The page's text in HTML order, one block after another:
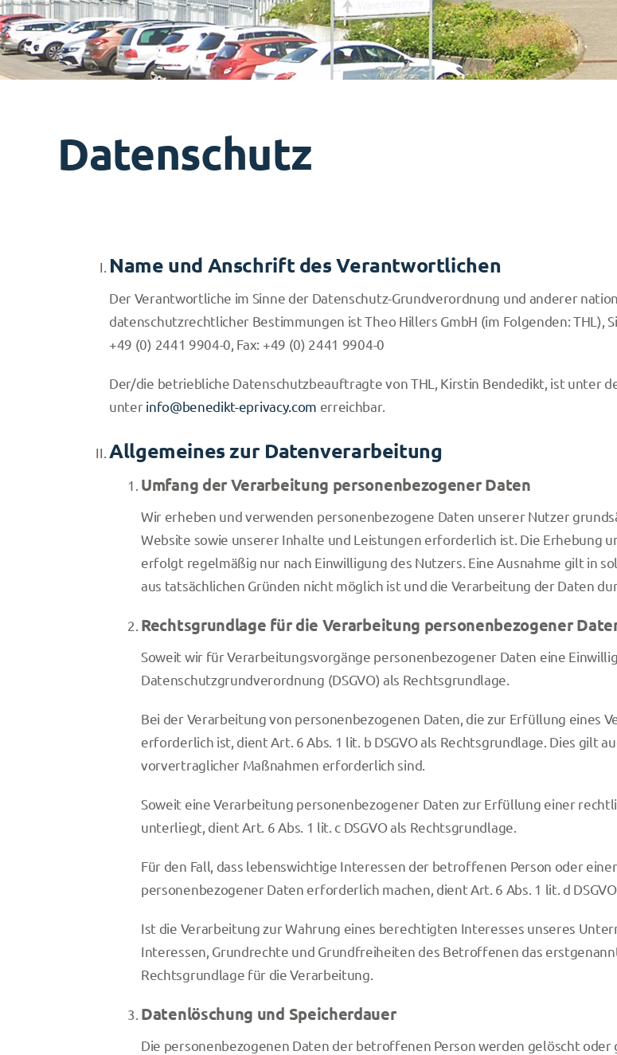
Datenschutz
Name und Anschrift des Verantwortlichen
Der Verantwortliche im Sinne der Datenschutz-Grundverordnung und anderer
datenschutzrechtlicher Bestimmungen ist Theo Hillers GmbH (im Folgenden: THL),
+49 (0) 2441 9904-0, Fax: +49 (0) 2441 9904-0
Der/die betriebliche Datenschutzbeauftragte von THL, Kirstin Bendedikt, ist unter
unterinfo@benedikt-eprivacy.com erreichbar.
Allgemeines zur Datenverarbeitung
Umfang der Verarbeitung personenbezogener Daten
Wir erheben und verwenden personenbezogene Daten unserer Nutzer
Website sowie unserer Inhalte und Leistungen erforderlich ist. Die Erhebung
erfolgt regelmäßig nur nach Einwilligung des Nutzers. Eine Ausnahme gilt in
aus tatsächlichen Gründen nicht möglich ist und die Verarbeitung der Daten
Rechtsgrundlage für die Verarbeitung personenbezogener
Soweit wir für Verarbeitungsvorgänge personenbezogener Daten eine
Datenschutzgrundverordnung (DSGVO) als Rechtsgrundlage.
Bei der Verarbeitung von personenbezogenen Daten, die zur Erfüllung eines
erforderlich ist, dient Art. 6 Abs. 1 lit. b DSGVO als Rechtsgrundlage. Dies gilt
vorvertraglicher Maßnahmen erforderlich sind.
Soweit eine Verarbeitung personenbezogener Daten zur Erfüllung einer
unterliegt, dient Art. 6 Abs. 1 lit. c DSGVO als Rechtsgrundlage.
Für den Fall, dass lebenswichtige Interessen der betroffenen Person oder
personenbezogener Daten erforderlich machen, dient Art. 6 Abs. 1 lit. d
Ist die Verarbeitung zur Wahrung eines berechtigten Interesses unseres
Interessen, Grundrechte und Grundfreiheiten des Betroffenen das
Rechtsgrundlage für die Verarbeitung.
Datenlöschung und Speicherdauer
Die personenbezogenen Daten der betroffenen Person werden gelöscht